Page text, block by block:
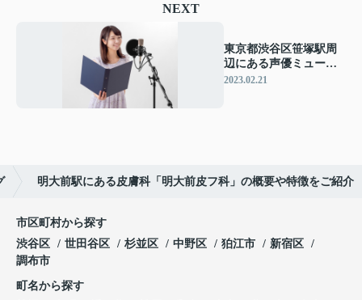
NEXT
東京都渋谷区笹塚駅周
辺にある声優ミュージ
アムをご紹介！
2023.02.21
明大前駅にある皮膚科「明大前皮フ科」の概要や特徴をご紹介
市区町村から探す
渋谷区
世田谷区 杉並区 中野区 狛江市
新宿区
調布市
町名から探す